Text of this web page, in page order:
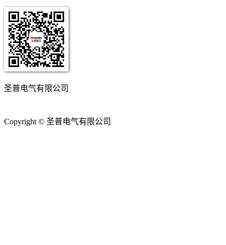
圣普电气有限公司
Copyright © 圣普电气有限公司